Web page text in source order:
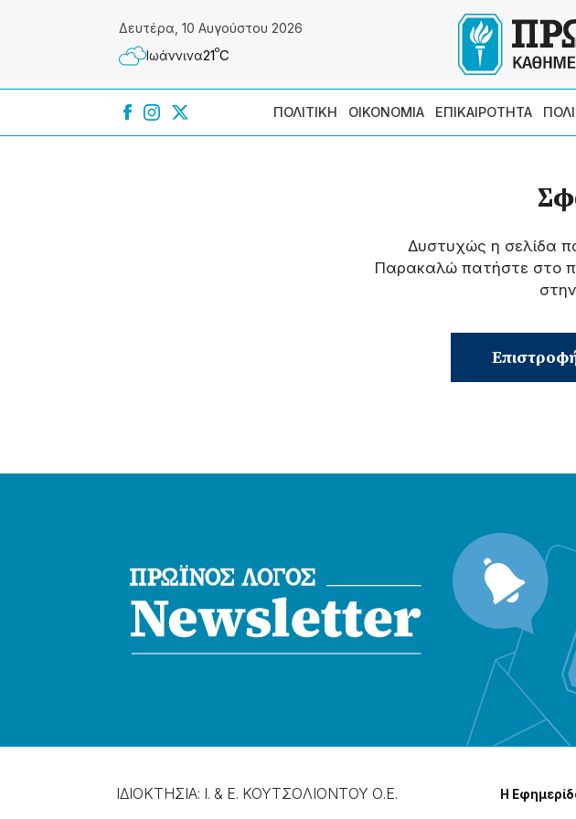
Δευτέρα, 10 Αυγούστου 2026
Ιωάννɩνα21ºC
ΠΟΛΙΤΙΚΗ ΟΙΚΟΝΟΜΙΑ ΕΠΙΚΑΙΡΟΤΗΤΑ
Δυστυχώς η σελίδα
Παρακαλώ πατήστε στο
ΙΔΙΟΚΤΗΣΙΑ: Ι. & Ε. ΚΟΥΤΣΟΛΙΟΝΤΟΥ Ο.Ε. Η